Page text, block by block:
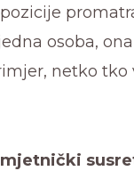
osoba,
netko tko